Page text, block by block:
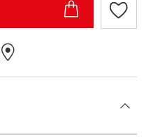
Zur